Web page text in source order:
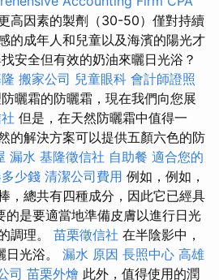
高因素的製劑（30-50）僅對持續
的成年人和兒童以及海濱的陽光才
安全但有效的奶油來曬日光浴？
搬家公司 兒童眼科 會計師證照
曬霜的防曬霜，現在我們向您展
但是，在天然防曬霜中值得一
的解決方案可以提供五顏六色的防
漏水 基隆徵信社 自助餐 適合您的
少錢 清潔公司費用 例如，例如，
，總共有四種成分，因此它已經具
的是要適當地準備皮膚以進行日光
調理。 苗栗徵信社 在半陰影中，
光浴。 漏水 原因 長照中心 高雄
司 苗栗外燴 此外，值得使用的潤